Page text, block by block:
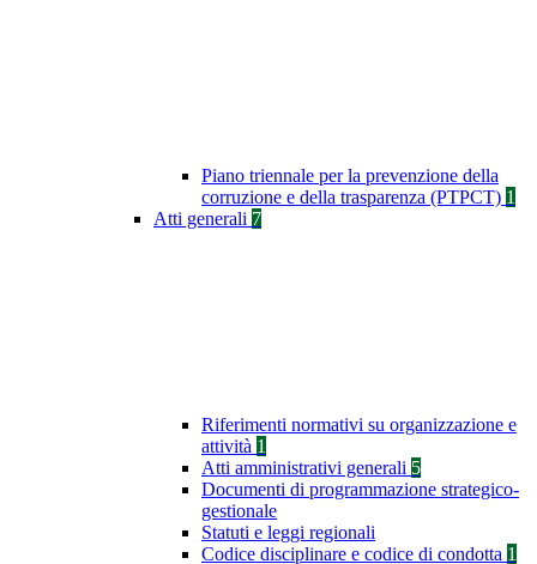
Piano triennale per la prevenzione della
corruzione e della trasparenza (PTPCT) 1
Atti generali 7
Riferimenti normativi su organizzazione e
attività 1
Atti amministrativi generali 5
Documenti di programmazione strategico-
gestionale
Statuti e leggi regionali
Codice disciplinare e codice di condotta 1